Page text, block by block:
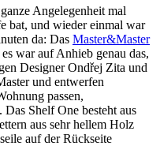
Angelegenheit mal
bat, und wieder einmal war
da: Das Master&Master
war auf Anhieb genau das,
Designer Ondřej Zita und
und entwerfen
passen,
Shelf One besteht aus
aus sehr hellem Holz
auf der Rückseite